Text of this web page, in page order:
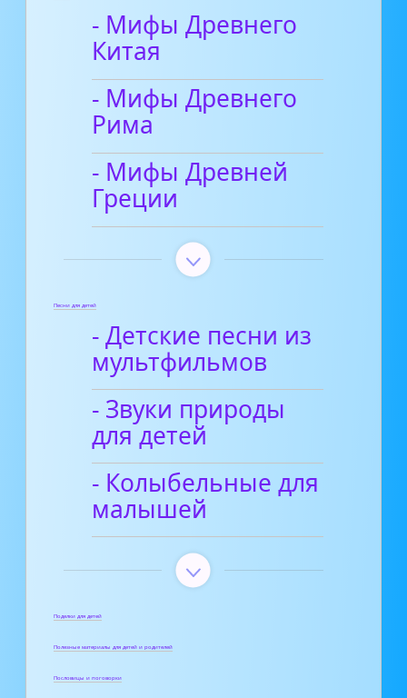
- Мифы Древнего
Китая
- Мифы Древнего
Рима
- Мифы Древней
Греции
Песни для детей
- Детские песни из
мультфильмов
- Звуки природы
для детей
- Колыбельные для
малышей
Поделки для детей
Полезные материалы для детей и родителей
Пословицы и поговорки